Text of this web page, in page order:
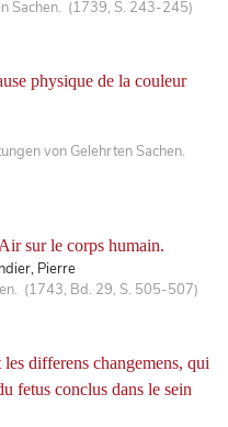
Sachen. (1739, S. 243-245)
physique de la couleur
von Gelehrten Sachen.
sur le corps humain.
Pierre
(1743, Bd. 29, S. 505-507)
differens changemens, qui
fetus conclus dans le sein